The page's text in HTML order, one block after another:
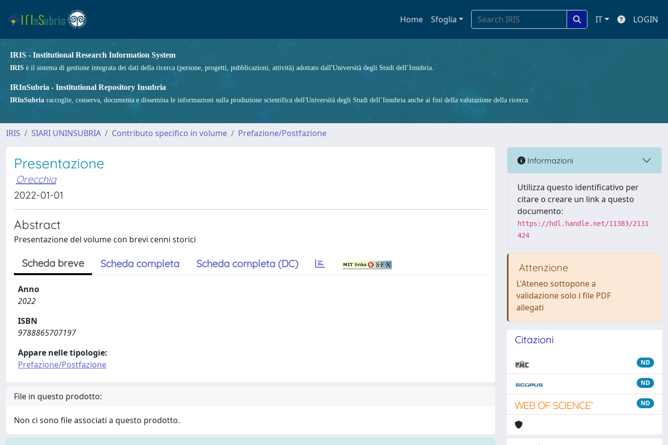
Home Sfoglia IT LOGIN
IRIS - Institutional Research Information System
IRIS è il sistema di gestione integrata dei dati della ricerca (persone, progetti, pubblicazioni, attività) adottato dall'Università degli Studi dell’Insubria.
IRInSubria - Institutional Repository Insubria
IRInSubria raccoglie, conserva, documenta e dissemina le informazioni sulla produzione scientifica dell'Università degli Studi dell’Insubria anche ai fini della valutazione della ricerca.
IRIS SIARI UNINSUBRIA Contributo specifico in volume Prefazione/Postfazione
Presentazione
Orecchia
2022-01-01
Abstract
Presentazione del volume con brevi cenni storici
Scheda breve Scheda completa Scheda completa (DC)
Anno
2022
ISBN
9788865707197
Appare nelle tipologie:
Prefazione/Postfazione
File in questo prodotto:
Non ci sono file associati a questo prodotto.
Informazioni
Utilizza questo identificativo per
citare o creare un link a questo
documento:
https://hdl.handle.net/11383/2131
424
Attenzione
L'Ateneo sottopone a
validazione solo i file PDF
allegati
Citazioni
ND
ND
ND